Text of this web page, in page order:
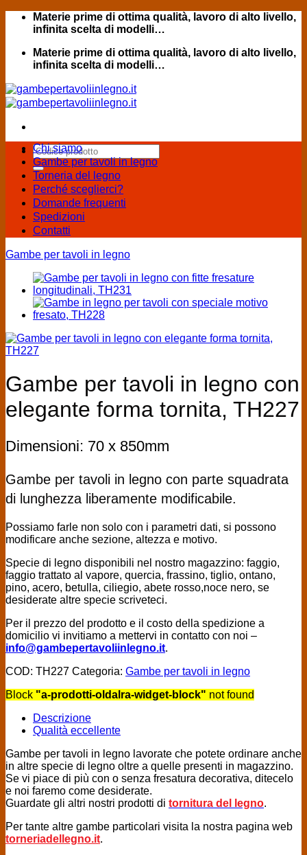
Salta
Materie prime di ottima qualità, lavoro di alto livello,
infinita scelta di modelli…
Materie prime di ottima qualità, lavoro di alto livello,
infinita scelta di modelli…
Cerca:
Chi siamo
Gambe per tavoli in legno
Torneria del legno
Perché sceglierci?
Domande frequenti
Spedizioni
Contatti
Gambe per tavoli in legno
Gambe per tavoli in legno con
elegante forma tornita, TH227
Dimensioni: 70 x 850mm
Gambe per tavoli in legno con parte squadrata
di lunghezza liberamente modificabile.
Possiamo farle non solo con i parametri dati, si possono
modificare anche sezione, altezza e motivo.
Specie di legno disponibili nel nostro magazzino: faggio,
faggio trattato al vapore, quercia, frassino, tiglio, ontano,
pino, acero, betulla, ciliegio, abete rosso,noce nero, se
desiderate altre specie scriveteci.
Per il prezzo del prodotto e il costo della spedizione a
domicilio vi invitiamo a mettervi in contatto con noi –
info@gambepertavoliinlegno.it.
COD: TH227 Categoria: Gambe per tavoli in legno
Block "a-prodotti-oldalra-widget-block" not found
Descrizione
Qualità eccellente
Gambe per tavoli in legno lavorate che potete ordinare anche
in altre specie di legno oltre a quelle presenti in magazzino.
Se vi piace di più con o senza fresatura decorativa, ditecelo
e noi faremo come desiderate.
Guardate gli altri nostri prodotti di tornitura del legno.
Per tante altre gambe particolari visita la nostra pagina web
torneriadellegno.it.